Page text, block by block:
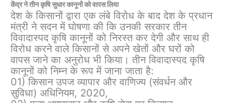
केंद्र ने तीन कृषि सुधार कानूनों को वापस लिया
देश के किसानों द्वारा एक लंबे विरोध के बाद देश के प्रधान
मंत्री ने सदन में घोषणा की कि उनकी सरकार तीन
विवादास्पद कृषि कानूनों को निरस्त कर देगी और साथ ही
विरोध करने वाले किसानों से अपने खेतों और घरों को
वापस जाने का अनुरोध भी किया। तीन विवादास्पद कृषि
कानूनों को निम्न के रूप में जाना जाता है:
01) किसान उपज व्यापार और वाणिज्य (संवर्धन और
सुविधा) अधिनियम, 2020,